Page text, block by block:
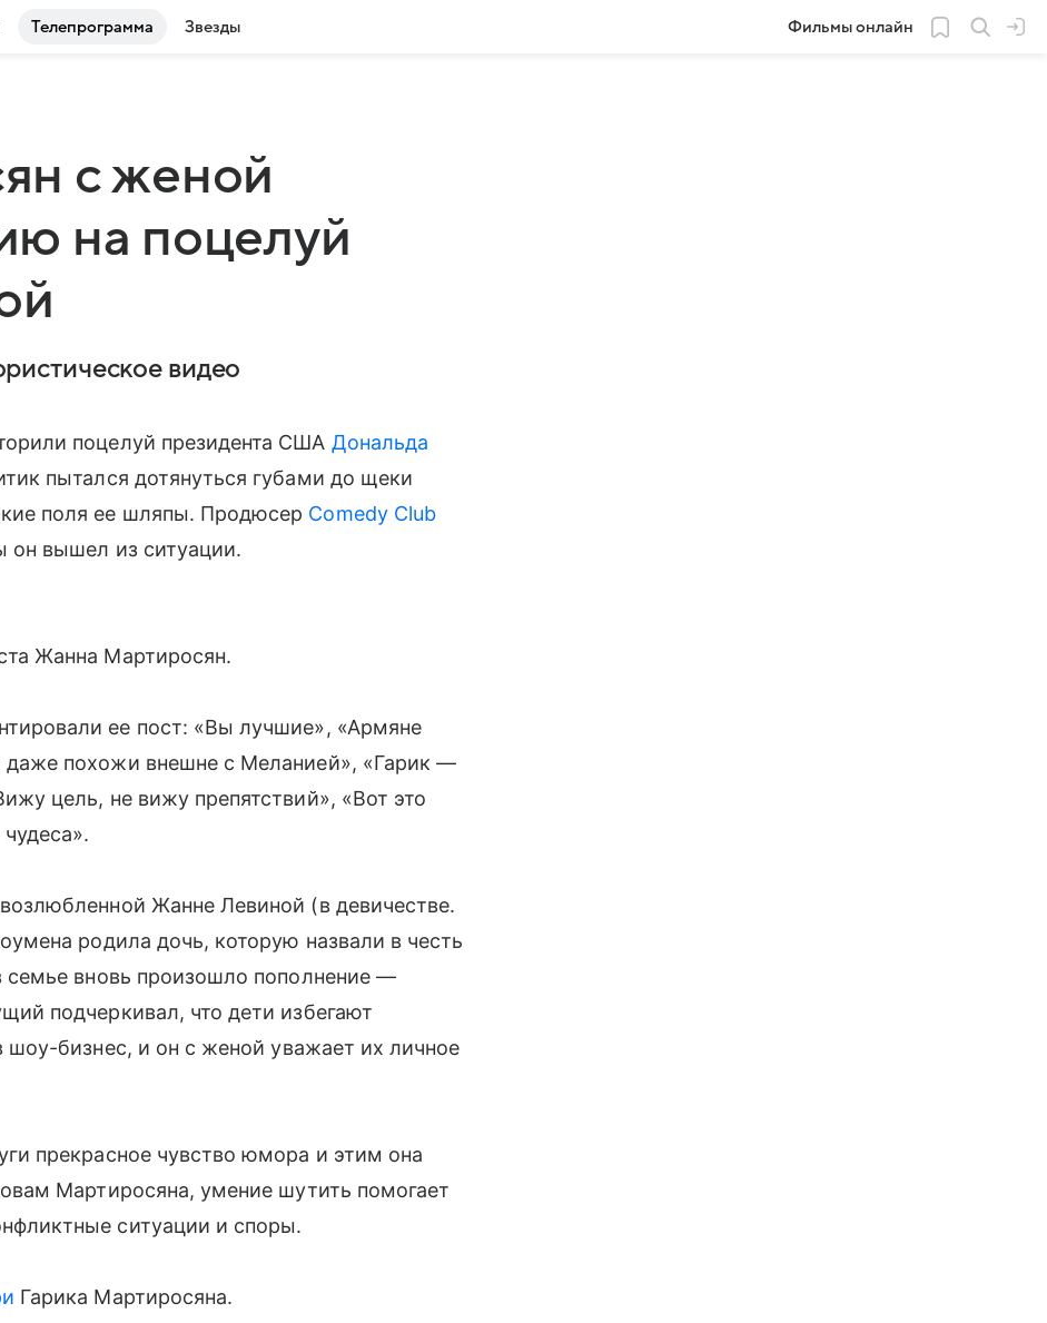
Телепрограмма Звезды Фильмы онлайн
с женой
на поцелуй
видео
поцелуй президента США Дональда
пытался дотянуться губами до щеки
поля ее шляпы. Продюсер Comedy Club
он вышел из ситуации.
Жанна Мартиросян.
ее пост: «Вы лучшие», «Армяне
похожи внешне с Меланией», «Гарик —
цель, не вижу препятствий», «Вот это
Жанне Левиной (в девичестве.
родила дочь, которую назвали в честь
вновь произошло пополнение —
подчеркивал, что дети избегают
шоу-бизнес, и он с женой уважает их личное
прекрасное чувство юмора и этим она
Мартиросяна, умение шутить помогает
ситуации и споры.
Гарика Мартиросяна.